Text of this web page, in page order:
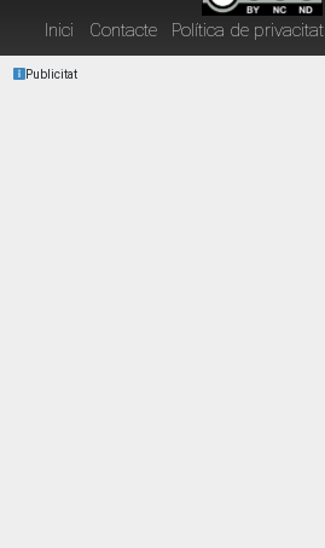
Inici Contacte Política de privacitat
Publicitat